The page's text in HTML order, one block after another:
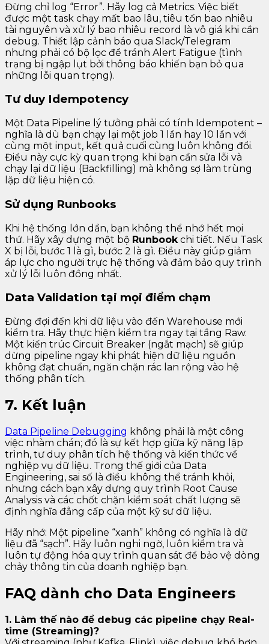
Đừng chỉ log “Error”. Hãy log cả Metrics. Việc biết
được một task chạy mất bao lâu, tiêu tốn bao nhiêu
tài nguyên và xử lý bao nhiêu record là vô giá khi cần
debug. Thiết lập cảnh báo qua Slack/Telegram
nhưng phải có bộ lọc để tránh Alert Fatigue (tình
trạng bị ngập lụt bởi thông báo khiến bạn bỏ qua
những lỗi quan trọng).
Tư duy Idempotency
Một Data Pipeline lý tưởng phải có tính Idempotent –
nghĩa là dù bạn chạy lại một job 1 lần hay 10 lần với
cùng một input, kết quả cuối cùng luôn không đổi.
Điều này cực kỳ quan trọng khi bạn cần sửa lỗi và
chạy lại dữ liệu (Backfilling) mà không sợ làm trùng
lặp dữ liệu hiện có.
Sử dụng Runbooks
Khi hệ thống lớn dần, bạn không thể nhớ hết mọi
thứ. Hãy xây dựng một bộ Runbook chi tiết. Nếu Task
X bị lỗi, bước 1 là gì, bước 2 là gì. Điều này giúp giảm
áp lực cho người trực hệ thống và đảm bảo quy trình
xử lý lỗi luôn đồng nhất.
Data Validation tại mọi điểm chạm
Đừng đợi đến khi dữ liệu vào đến Warehouse mới
kiểm tra. Hãy thực hiện kiểm tra ngay tại tầng Raw.
Một kiến trúc Circuit Breaker (ngắt mạch) sẽ giúp
dừng pipeline ngay khi phát hiện dữ liệu nguồn
không đạt chuẩn, ngăn chặn rác lan rộng vào hệ
thống phân tích.
7. Kết luận
Data Pipeline Debugging không phải là một công
việc nhàm chán; đó là sự kết hợp giữa kỹ năng lập
trình, tư duy phân tích hệ thống và kiến thức về
nghiệp vụ dữ liệu. Trong thế giới của Data
Engineering, sai số là điều không thể tránh khỏi,
nhưng cách bạn xây dựng quy trình Root Cause
Analysis và các chốt chặn kiểm soát chất lượng sẽ
định nghĩa đẳng cấp của một kỹ sư dữ liệu.
Hãy nhớ: Một pipeline “xanh” không có nghĩa là dữ
liệu đã “sạch”. Hãy luôn nghi ngờ, luôn kiểm tra và
luôn tự động hóa quy trình quan sát để bảo vệ dòng
chảy thông tin của doanh nghiệp bạn.
FAQ dành cho Data Engineers
1. Làm thế nào để debug các pipeline chạy Real-
time (Streaming)?